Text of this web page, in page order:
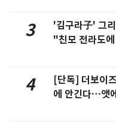
3
'김구라子' 그
"친모 전라도
4
[단독] 더보이
에 안긴다…앳